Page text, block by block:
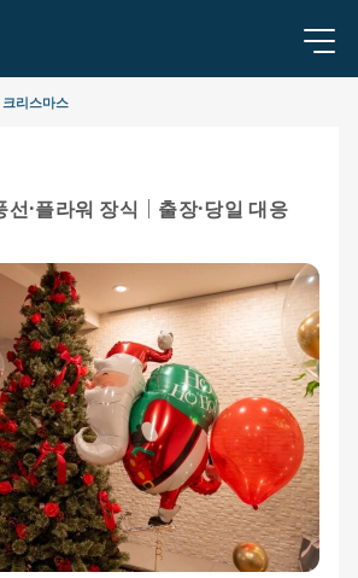
크리스마스
선·플라워 장식｜출장·당일 대응